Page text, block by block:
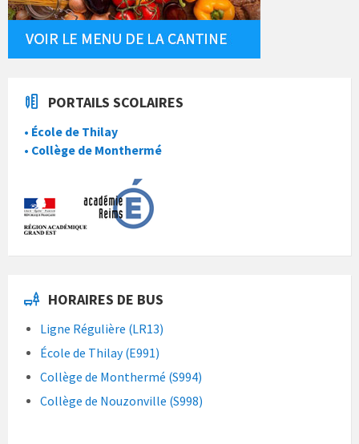
PORTAILS SCOLAIRES
• École de Thilay
• Collège de Monthermé
HORAIRES DE BUS
Ligne Régulière (LR13)
École de Thilay (E991)
Collège de Monthermé (S994)
Collège de Nouzonville (S998)